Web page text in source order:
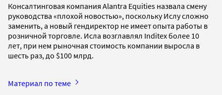
Консалтинговая компания Alantra Equities назвала смену
руководства «плохой новостью», поскольку Ислу сложно
заменить, а новый гендиректор не имеет опыта работы в
розничной торговле. Исла возглавлял Inditex более 10
лет, при нем рыночная стоимость компании выросла в
шесть раз, до $100 млрд.
Материал по теме